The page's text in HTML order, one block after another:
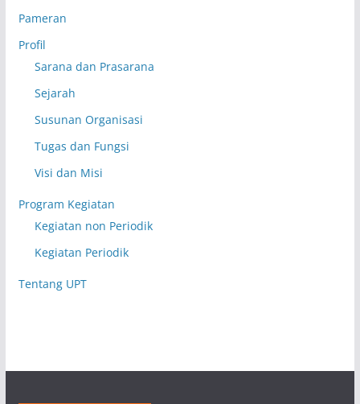
Pameran
Profil
Sarana dan Prasarana
Sejarah
Susunan Organisasi
Tugas dan Fungsi
Visi dan Misi
Program Kegiatan
Kegiatan non Periodik
Kegiatan Periodik
Tentang UPT